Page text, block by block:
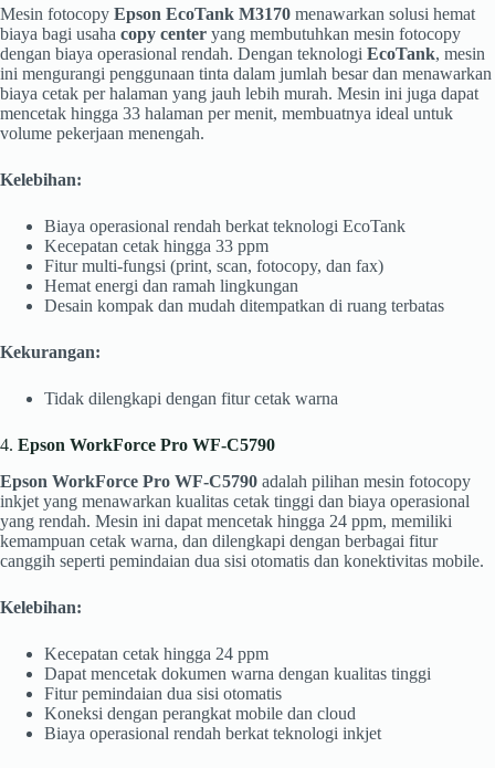
Mesin fotocopy Epson EcoTank M3170 menawarkan solusi hemat
biaya bagi usaha copy center yang membutuhkan mesin fotocopy
dengan biaya operasional rendah. Dengan teknologi EcoTank, mesin
ini mengurangi penggunaan tinta dalam jumlah besar dan menawarkan
biaya cetak per halaman yang jauh lebih murah. Mesin ini juga dapat
mencetak hingga 33 halaman per menit, membuatnya ideal untuk
volume pekerjaan menengah.
Kelebihan:
Biaya operasional rendah berkat teknologi EcoTank
Kecepatan cetak hingga 33 ppm
Fitur multi-fungsi (print, scan, fotocopy, dan fax)
Hemat energi dan ramah lingkungan
Desain kompak dan mudah ditempatkan di ruang terbatas
Kekurangan:
Tidak dilengkapi dengan fitur cetak warna
4. Epson WorkForce Pro WF-C5790
Epson WorkForce Pro WF-C5790 adalah pilihan mesin fotocopy
inkjet yang menawarkan kualitas cetak tinggi dan biaya operasional
yang rendah. Mesin ini dapat mencetak hingga 24 ppm, memiliki
kemampuan cetak warna, dan dilengkapi dengan berbagai fitur
canggih seperti pemindaian dua sisi otomatis dan konektivitas mobile.
Kelebihan:
Kecepatan cetak hingga 24 ppm
Dapat mencetak dokumen warna dengan kualitas tinggi
Fitur pemindaian dua sisi otomatis
Koneksi dengan perangkat mobile dan cloud
Biaya operasional rendah berkat teknologi inkjet